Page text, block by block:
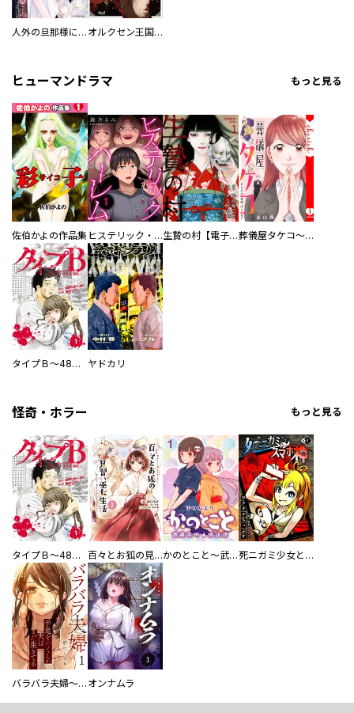
人外の旦那様に娶られ毎晩ナカまで愛される…。アンソロジー オルクセン王国史
ヒューマンドラマ もっと見る
佐伯かよの作品集 ヒステリック・ハーレム～搾られる男と堕ちる女～【電子単行本版】 生贄の村【電子単行本版】 葬儀屋タケコ～あなたの最期、叶えます【電子単行本版】
タイプＢ～48時間後、致死率100％～【単話】 ヤドカリ
怪奇・ホラー もっと見る
タイプＢ～48時間後、致死率100％～【単話】 百々とお狐の見習い巫女生活【単行本版】 かのとこと～武蔵花町怪話譚～ 【連載版】 死ニガミ少女とスマホ神
バラバラ夫婦～手足をなくした夫はまだ生きてる オンナムラ